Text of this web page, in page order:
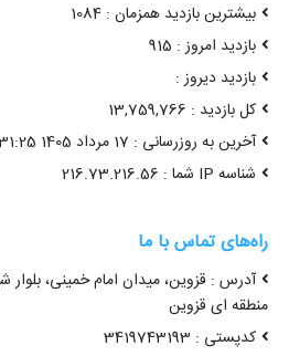
بیشترین بازدید همزمان : 1084
بازدید امروز : 915
بازدید دیروز :
کل بازدید : 13,759,766
آخرین به روزرسانی : 17 مرداد 1405 12:31:25
شناسه IP شما : 216.73.216.56
راه‌های تماس با ما
آدرس : قزوین، میدان امام خمینی، بلوار
منطقه ای قزوین
کدپستی : 3419743193